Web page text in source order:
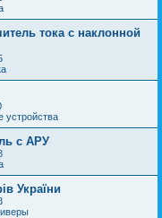
тока с наклонной
с АРУ
України